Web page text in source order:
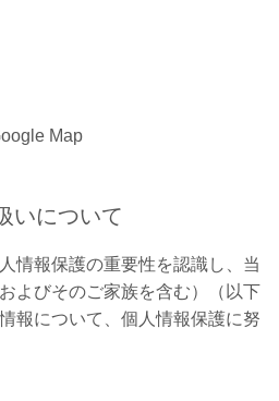
Map
いについて
情報保護の重要性を認識し、当
よびそのご家族を含む）（以下
報について、個人情報保護に努